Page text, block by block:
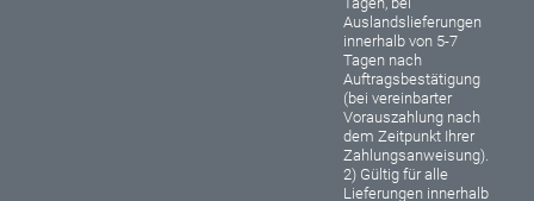
Auslandslieferungen
innerhalb von 5-7
Tagen nach
Auftragsbestätigung
(bei vereinbarter
Vorauszahlung nach
dem Zeitpunkt Ihrer
Zahlungsanweisung).
2) Gültig für alle
Lieferungen innerhalb